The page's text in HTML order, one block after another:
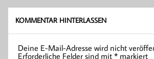
KOMMENTAR HINTERLASSEN
Deine E-Mail-Adresse wird nicht
Erforderliche Felder sind mit* markiert